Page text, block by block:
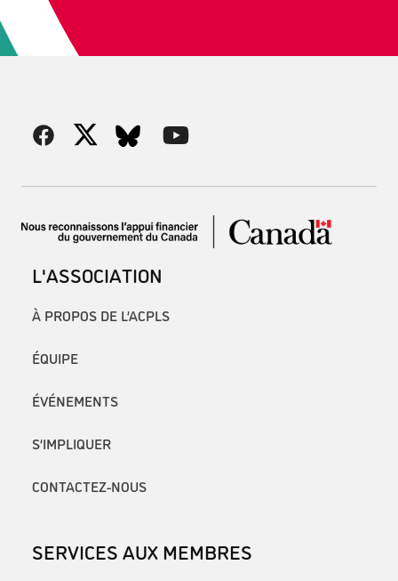
L'ASSOCIATION
À PROPOS DE L’ACPLS
ÉQUIPE
ÉVÉNEMENTS
S’IMPLIQUER
CONTACTEZ-NOUS
SERVICES AUX MEMBRES